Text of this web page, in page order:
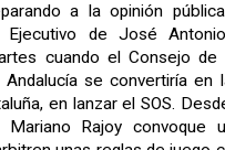
a la opinión
de José
cuando el Consejo de
se convertiría en
en lanzar el SOS.
Rajoy convoque